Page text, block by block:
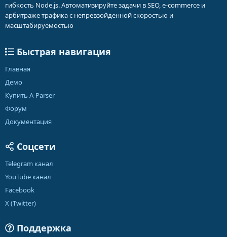
гибкость Node.js. Автоматизируйте задачи в SEO, e-commerce и
арбитраже трафика с непревзойденной скоростью и
масштабируемостью
Быстрая навигация
Главная
Демо
Купить A-Parser
Форум
Документация
Соцсети
Telegram канал
YouTube канал
Facebook
X (Twitter)
Поддержка